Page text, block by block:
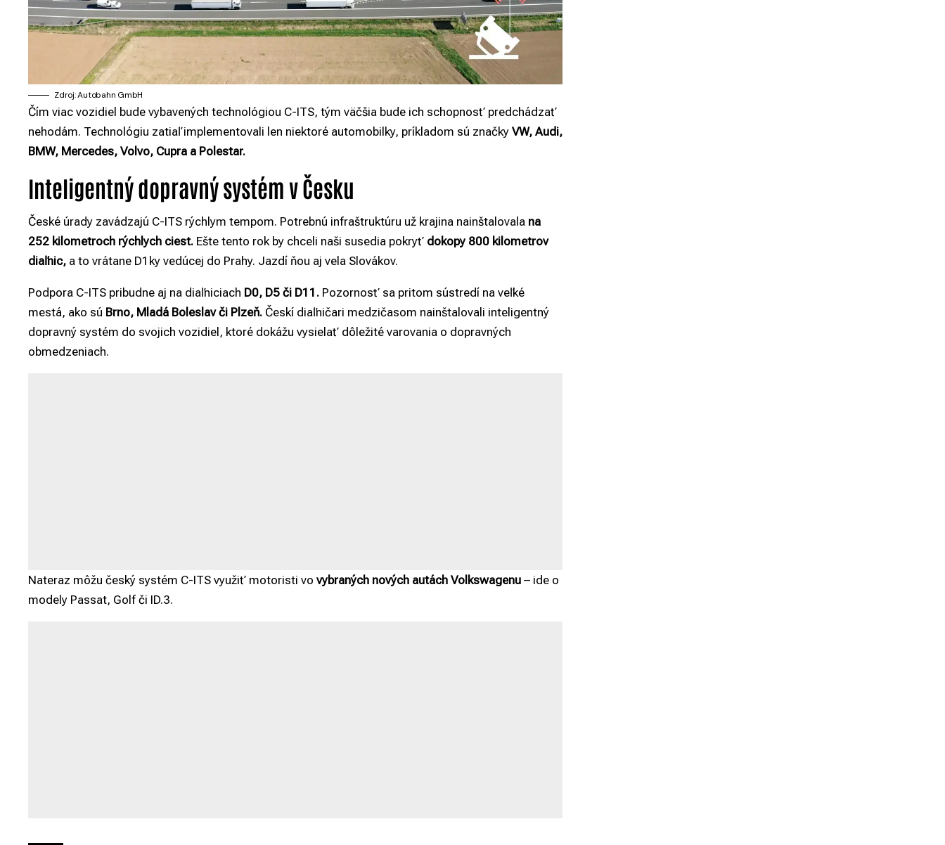
Zdroj: Autobahn GmbH
Čím viac vozidiel bude vybavených technológiou C-ITS, tým väčšia bude ich schopnosť predchádzať
nehodám. Technológiu zatiaľ implementovali len niektoré automobilky, príkladom sú značky VW, Audi,
BMW, Mercedes, Volvo, Cupra a Polestar.
Inteligentný dopravný systém v Česku
České úrady zavádzajú C-ITS rýchlym tempom. Potrebnú infraštruktúru už krajina nainštalovala na
252 kilometroch rýchlych ciest. Ešte tento rok by chceli naši susedia pokryť dokopy 800 kilometrov
diaľnic, a to vrátane D1ky vedúcej do Prahy. Jazdí ňou aj vela Slovákov.
Podpora C-ITS pribudne aj na diaľniciach D0, D5 či D11. Pozornosť sa pritom sústredí na veľké
mestá, ako sú Brno, Mladá Boleslav či Plzeň. Českí diaľničari medzičasom nainštalovali inteligentný
dopravný systém do svojich vozidiel, ktoré dokážu vysielať dôležité varovania o dopravných
obmedzeniach.
Nateraz môžu český systém C-ITS využiť motoristi vo vybraných nových autách Volkswagenu – ide o
modely Passat, Golf či ID.3.